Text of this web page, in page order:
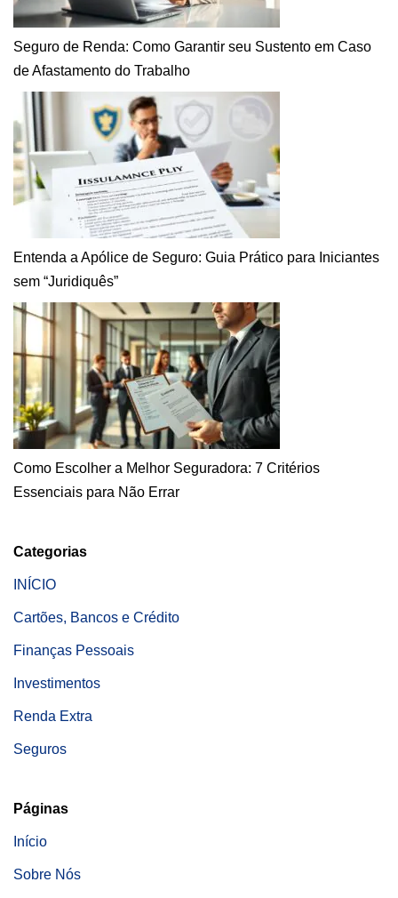
Seguro de Renda: Como Garantir seu Sustento em Caso
de Afastamento do Trabalho
Entenda a Apólice de Seguro: Guia Prático para Iniciantes
sem “Juridiquês”
Como Escolher a Melhor Seguradora: 7 Critérios
Essenciais para Não Errar
Categorias
INÍCIO
Cartões, Bancos e Crédito
Finanças Pessoais
Investimentos
Renda Extra
Seguros
Páginas
Início
Sobre Nós